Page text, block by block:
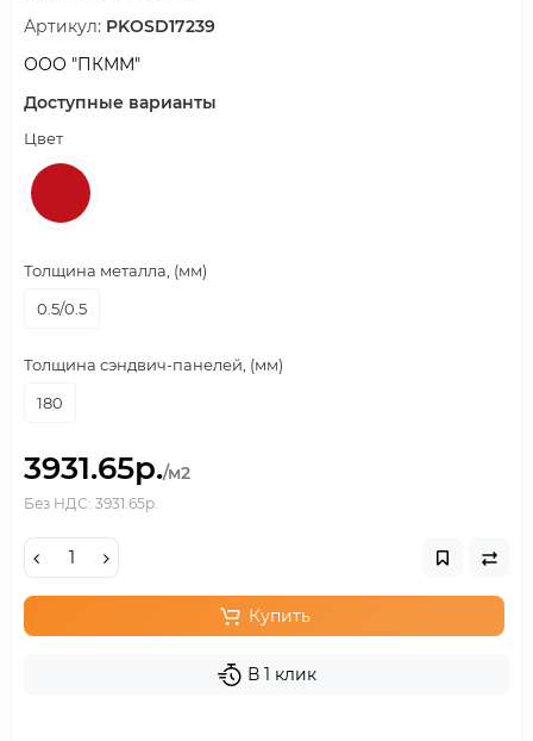
Артикул: PKOSD17239
ООО "ПКММ"
Доступные варианты
Цвет
Толщина металла, (мм)
0.5/0.5
Толщина сэндвич-панелей, (мм)
180
3931.65р./м2
Без НДС: 3931.65р.
Купить
В 1 клик